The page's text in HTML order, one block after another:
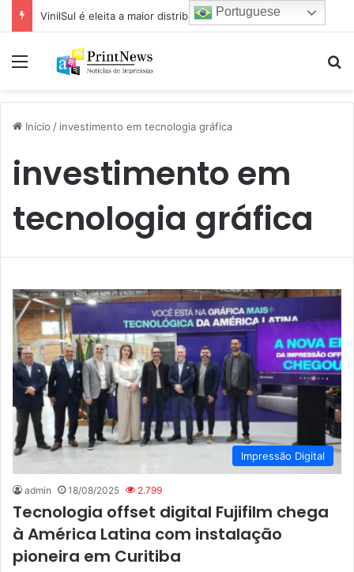
Menu
Início / investimento em tecnologia gráfica
investimento em
tecnologia gráfica
Impressão Digital
admin 18/08/2025 2.799
Tecnologia offset digital Fujifilm chega
à América Latina com instalação
pioneira em Curitiba
Portuguese